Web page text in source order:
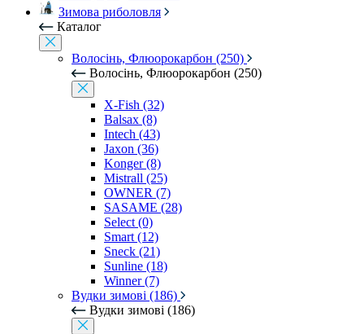
Зимова риболовля
Каталог
Волосінь, Флюорокарбон (250)
Волосінь, Флюорокарбон (250)
X-Fish (32)
Balsax (8)
Intech (43)
Jaxon (36)
Konger (8)
Mistrall (25)
OWNER (7)
SASAME (28)
Select (0)
Smart (12)
Sneck (21)
Sunline (18)
Winner (7)
Вудки зимові (186)
Вудки зимові (186)